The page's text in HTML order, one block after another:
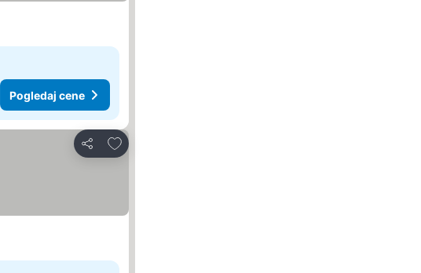
Pogledaj cene
Deli
Dodati u favorite